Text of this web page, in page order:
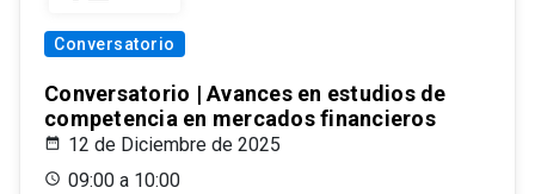
Conversatorio
Conversatorio | Avances en estudios de
competencia en mercados financieros
12 de Diciembre de 2025
09:00 a 10:00